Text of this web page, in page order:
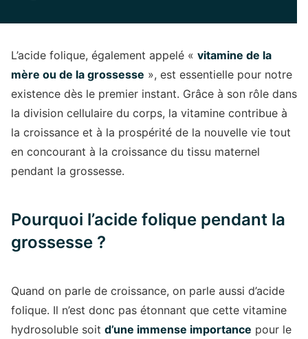
L’acide folique, également appelé « vitamine de la
mère ou de la grossesse », est essentielle pour notre
existence dès le premier instant. Grâce à son rôle dans
la division cellulaire du corps, la vitamine contribue à
la croissance et à la prospérité de la nouvelle vie tout
en concourant à la croissance du tissu maternel
pendant la grossesse.
Pourquoi l’acide folique pendant la
grossesse ?
Quand on parle de croissance, on parle aussi d’acide
folique. Il n’est donc pas étonnant que cette vitamine
hydrosoluble soit d’une immense importance pour le